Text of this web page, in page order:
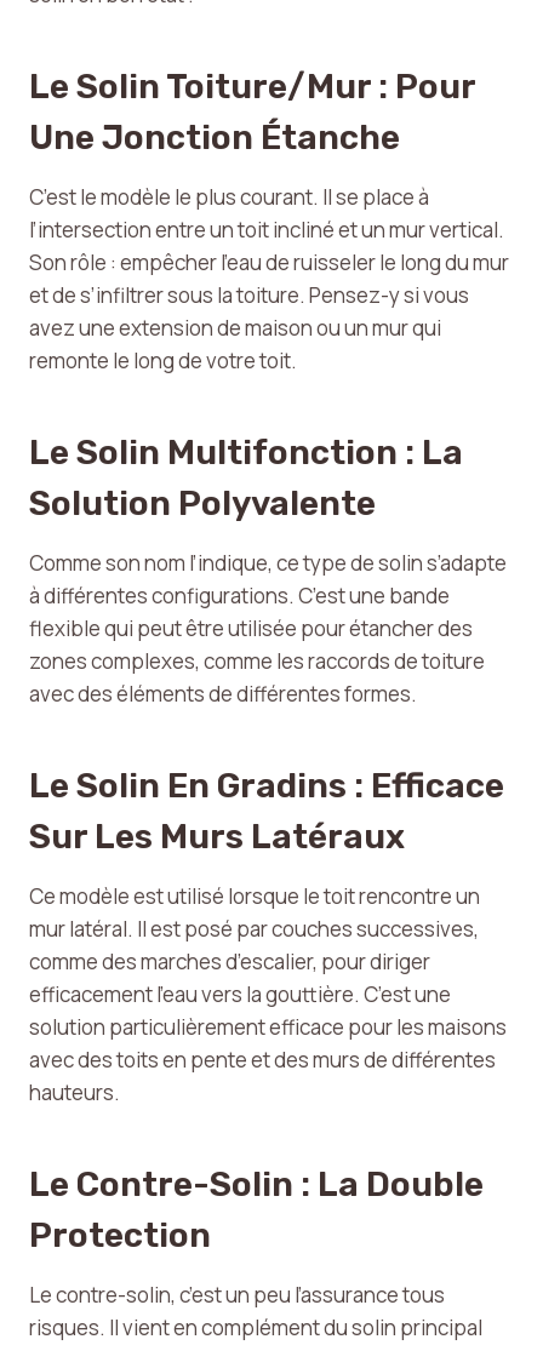
Le Solin Toiture/mur : Pour
Une Jonction Étanche
C’est le modèle le plus courant. Il se place à
l’intersection entre un toit incliné et un mur vertical.
Son rôle : empêcher l’eau de ruisseler le long du mur
et de s’infiltrer sous la toiture. Pensez-y si vous
avez une extension de maison ou un mur qui
remonte le long de votre toit.
Le Solin Multifonction : La
Solution Polyvalente
Comme son nom l’indique, ce type de solin s’adapte
à différentes configurations. C’est une bande
flexible qui peut être utilisée pour étancher des
zones complexes, comme les raccords de toiture
avec des éléments de différentes formes.
Le Solin En Gradins : Efficace
Sur Les Murs Latéraux
Ce modèle est utilisé lorsque le toit rencontre un
mur latéral. Il est posé par couches successives,
comme des marches d’escalier, pour diriger
efficacement l’eau vers la gouttière. C’est une
solution particulièrement efficace pour les maisons
avec des toits en pente et des murs de différentes
hauteurs.
Le Contre-Solin : La Double
Protection
Le contre-solin, c’est un peu l’assurance tous
risques. Il vient en complément du solin principal